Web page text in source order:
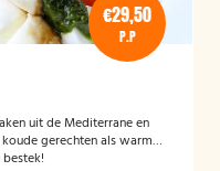
€29,50
P.P
uit de Mediterrane en
gerechten als warme